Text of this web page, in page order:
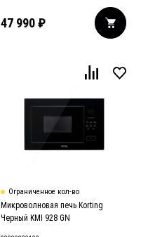
47 990 ₽
Ограниченное кол-во
Микроволновая печь Korting
Черный KMI 928 GN